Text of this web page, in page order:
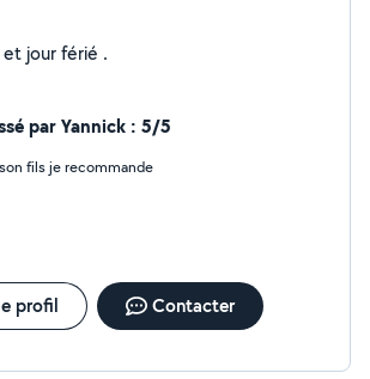
Fexible horaires et jour férié .
par Yannick : 5/5
fils je recommande
profil Contacter